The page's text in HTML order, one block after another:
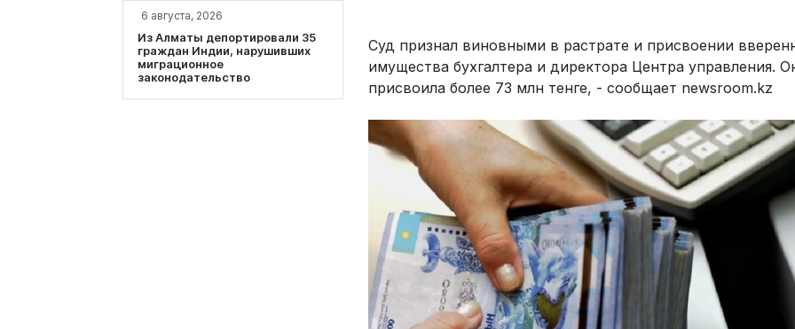
6 августа, 2026
Из Алматы депортировали 35
граждан Индии, нарушивших
миграционное
законодательство
Суд признал виновными в растрате и присвоении
имущества бухгалтера и директора Центра управления.
присвоила более 73 млн тенге, - сообщает newsroom.kz